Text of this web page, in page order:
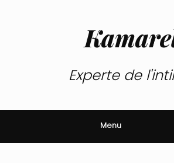
Experte de
Menu